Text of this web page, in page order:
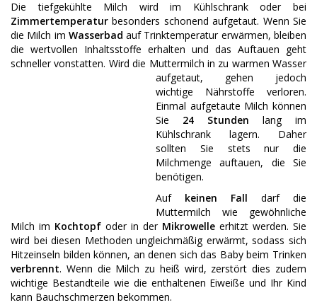
Die tiefgekühlte Milch wird im Kühlschrank oder bei
Zimmertemperatur besonders schonend aufgetaut. Wenn Sie
die Milch im Wasserbad auf Trinktemperatur erwärmen, bleiben
die wertvollen Inhaltsstoffe erhalten und das Auftauen geht
schneller vonstatten. Wird die Muttermilch in zu warmen Wasser
aufgetaut, gehen jedoch
wichtige Nährstoffe verloren.
Einmal aufgetaute Milch können
Sie 24 Stunden lang im
Kühlschrank lagern. Daher
sollten Sie stets nur die
Milchmenge auftauen, die Sie
benötigen.
Auf keinen Fall darf die
Muttermilch wie gewöhnliche
Milch im Kochtopf oder in der Mikrowelle erhitzt werden. Sie
wird bei diesen Methoden ungleichmäßig erwärmt, sodass sich
Hitzeinseln bilden können, an denen sich das Baby beim Trinken
verbrennt. Wenn die Milch zu heiß wird, zerstört dies zudem
wichtige Bestandteile wie die enthaltenen Eiweiße und Ihr Kind
kann Bauchschmerzen bekommen.